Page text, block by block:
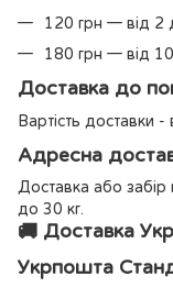
120 грн — від 2
180 грн — від
Доставка до
Вартість доставки -
Адресна
Доставка або
до 30 кг.
🚚 Доставка
Укрпошта